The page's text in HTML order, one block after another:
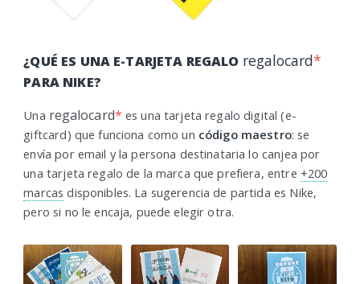
¿QUÉ ES UNA E-TARJETA REGALO regalocard*
PARA NIKE?
Una regalocard* es una tarjeta regalo digital (e-
giftcard) que funciona como un código maestro: se
envía por email y la persona destinataria lo canjea por
una tarjeta regalo de la marca que prefiera, entre +200
marcas disponibles. La sugerencia de partida es Nike,
pero si no le encaja, puede elegir otra.